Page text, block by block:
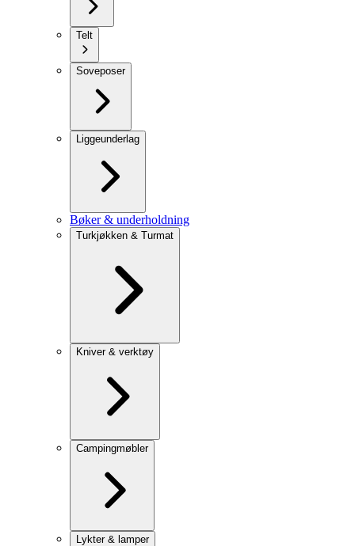
Telt
Soveposer
Liggeunderlag
Bøker & underholdning
Turkjøkken & Turmat
Kniver & verktøy
Campingmøbler
Lykter & lamper